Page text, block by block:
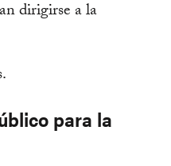
dirigirse a la
para la